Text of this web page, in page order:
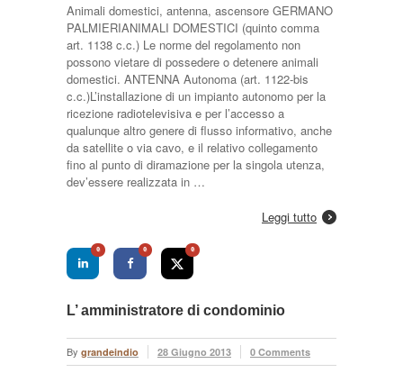
Animali domestici, antenna, ascensore GERMANO
PALMIERIANIMALI DOMESTICI (quinto comma
art. 1138 c.c.) Le norme del regolamento non
possono vietare di possedere o detenere animali
domestici. ANTENNA Autonoma (art. 1122-bis
c.c.)L’installazione di un impianto autonomo per la
ricezione radiotelevisiva e per l’accesso a
qualunque altro genere di flusso informativo, anche
da satellite o via cavo, e il relativo collegamento
fino al punto di diramazione per la singola utenza,
dev’essere realizzata in …
Leggi tutto
0 0 0
L’ amministratore di condominio
By grandeindio 28 Giugno 2013 0 Comments